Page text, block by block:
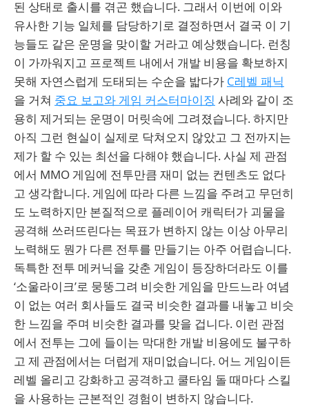
된 상태로 출시를 겪곤 했습니다. 그래서 이번에 이와
유사한 기능 일체를 담당하기로 결정하면서 결국 이 기
능들도 같은 운명을 맞이할 거라고 예상했습니다. 런칭
이 가까워지고 프로젝트 내에서 개발 비용을 확보하지
못해 자연스럽게 도태되는 수순을 밟다가 C레벨 패닉
을 거쳐 중요 보고와 게임 커스터마이징 사례와 같이 조
용히 제거되는 운명이 머릿속에 그려졌습니다. 하지만
아직 그런 현실이 실제로 닥쳐오지 않았고 그 전까지는
제가 할 수 있는 최선을 다해야 했습니다. 사실 제 관점
에서 MMO 게임에 전투만큼 재미 없는 컨텐츠도 없다
고 생각합니다. 게임에 따라 다른 느낌을 주려고 무던히
도 노력하지만 본질적으로 플레이어 캐릭터가 괴물을
공격해 쓰러뜨린다는 목표가 변하지 않는 이상 아무리
노력해도 뭔가 다른 전투를 만들기는 아주 어렵습니다.
독특한 전투 메커닉을 갖춘 게임이 등장하더라도 이를
‘소울라이크’로 뭉뚱그려 비슷한 게임을 만드느라 여념
이 없는 여러 회사들도 결국 비슷한 결과를 내놓고 비슷
한 느낌을 주며 비슷한 결과를 맞을 겁니다. 이런 관점
에서 전투는 그에 들이는 막대한 개발 비용에도 불구하
고 제 관점에서는 더럽게 재미없습니다. 어느 게임이든
레벨 올리고 강화하고 공격하고 쿨타임 돌 때마다 스킬
을 사용하는 근본적인 경험이 변하지 않습니다.